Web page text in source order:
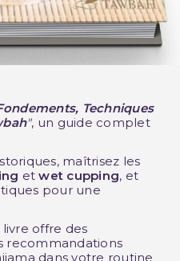
Techniques
", un guide complet
maîtrisez les
etwet cupping, et
pour une
offre des
recommandations
dans votre routine